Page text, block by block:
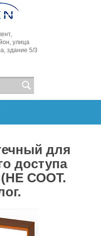
улица
здание 5/3
для
доступа
(НЕ СООТ.